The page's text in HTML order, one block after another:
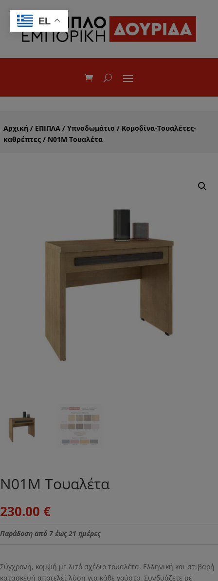
Αρχική / ΕΠΙΠΛΑ / Υπνοδωμάτιο / Κομοδίνα-Τουαλέτες-
καθρέπτες / Ν01Μ Τουαλέτα
Ν01Μ Τουαλέτα
230.00 €
Παράδοση από 7 έως 21 ημέρες
Σύγχρονη, κομψή με λιτό σχέδιο τουαλέτα. Ελληνική και στιβαρή
κατασκευή αποτελεί λύση για κάθε γούστο. Συνδυάζετε με
EL